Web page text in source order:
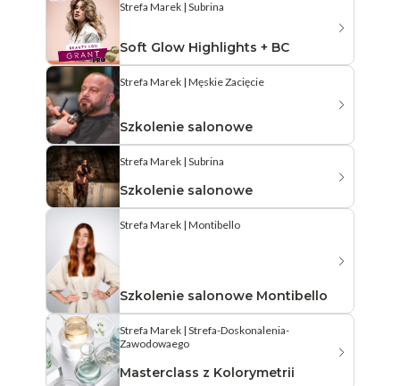
Strefa Marek | Subrina
Soft Glow Highlights + BC
Strefa Marek | Męskie Zacięcie
Szkolenie salonowe
Strefa Marek | Subrina
Szkolenie salonowe
Strefa Marek | Montibello
Szkolenie salonowe Montibello
Strefa Marek | Strefa-Doskonalenia-
Zawodowaego
Masterclass z Kolorymetrii